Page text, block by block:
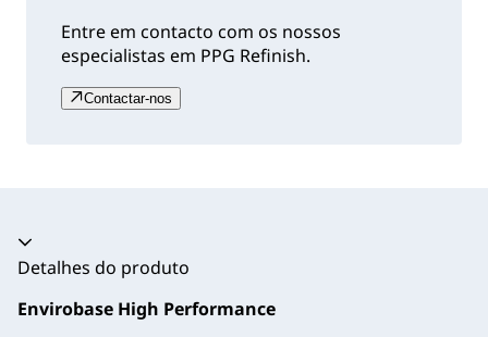
Entre em contacto com os nossos
especialistas em PPG Refinish.
Contactar-nos
Acordeão recolhido
Detalhes do produto
Envirobase High Performance